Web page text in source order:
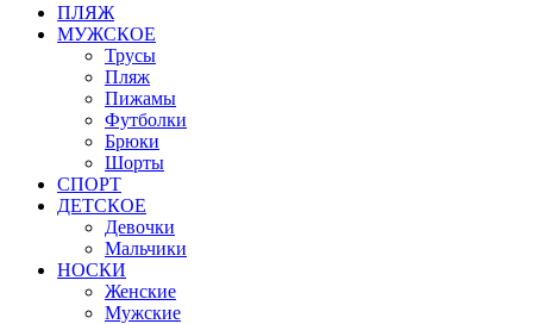
ПЛЯЖ
МУЖСКОЕ
Трусы
Пляж
Пижамы
Футболки
Брюки
Шорты
СПОРТ
ДЕТСКОЕ
Девочки
Мальчики
НОСКИ
Женские
Мужские